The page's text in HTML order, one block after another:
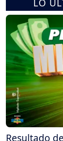
Resultado